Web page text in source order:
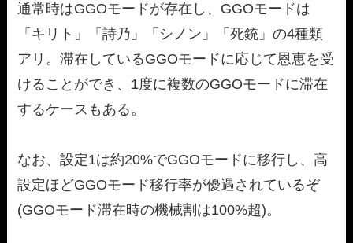
通常時はGGOモードが存在し、GGOモードは
「キリト」「詩乃」「シノン」「死銃」の4種類
アリ。滞在しているGGOモードに応じて恩恵を受
けることができ、1度に複数のGGOモードに滞在
するケースもある。
なお、設定1は約20%でGGOモードに移行し、高
設定ほどGGOモード移行率が優遇されているぞ
(GGOモード滞在時の機械割は100%超)。